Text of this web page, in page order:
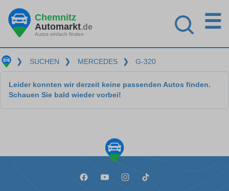
Chemnitz
Automarkt.de
Autos einfach finden
☰
❯ SUCHEN ❯ MERCEDES ❯ G-320
Leider konnten wir derzeit keine passenden Autos finden.
Schauen Sie bald wieder vorbei!